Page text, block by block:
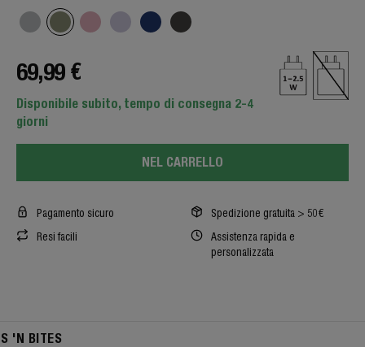
69,99 €
Disponibile subito, tempo di consegna 2-4
giorni
NEL CARRELLO
Pagamento sicuro
Spedizione gratuita > 50€
Resi facili
Assistenza rapida e
personalizzata
'N BITES